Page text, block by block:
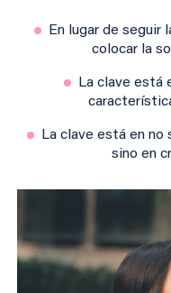
En lugar de seguir
colocar la
La clave está
La clave está en no
sino en